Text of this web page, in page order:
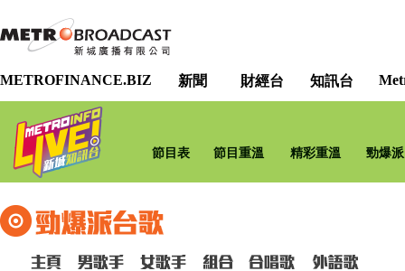
METROFINANCE.BIZ 新聞 財經台 知訊台
節目表 節目重溫 精彩重溫 勁爆